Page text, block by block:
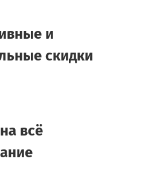
и
скидки
всё